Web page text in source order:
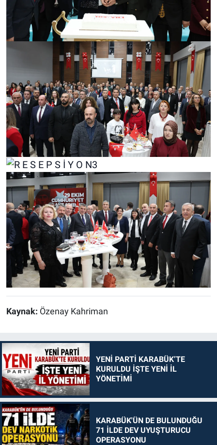
Kaynak: Özenay Kahriman
YENİ PARTİ KARABÜK’TE
KURULDU İŞTE YENİ İL
YÖNETİMİ
KARABÜK'ÜN DE BULUNDUĞU
71 İLDE DEV UYUŞTURUCU
OPERASYONU